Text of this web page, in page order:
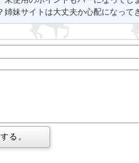
姉妹サイトは大丈夫か心配になって